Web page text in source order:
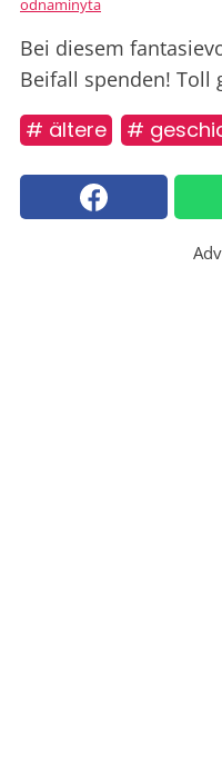
odnaminyta
Bei diesem
Beifall spenden! Toll
# ältere #